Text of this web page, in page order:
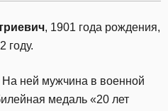
, 1901 года рождения,
году.
ней мужчина в военной
медаль «20 лет